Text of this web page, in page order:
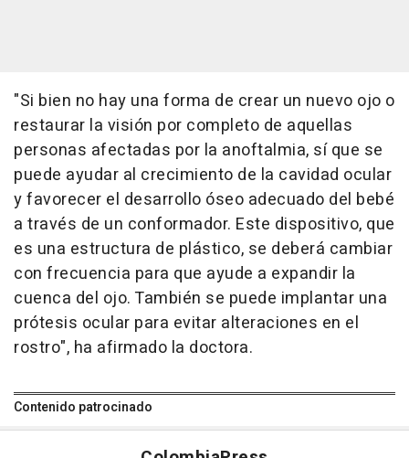
"Si bien no hay una forma de crear un nuevo ojo o
restaurar la visión por completo de aquellas
personas afectadas por la anoftalmia, sí que se
puede ayudar al crecimiento de la cavidad ocular
y favorecer el desarrollo óseo adecuado del bebé
a través de un conformador. Este dispositivo, que
es una estructura de plástico, se deberá cambiar
con frecuencia para que ayude a expandir la
cuenca del ojo. También se puede implantar una
prótesis ocular para evitar alteraciones en el
rostro", ha afirmado la doctora.
Contenido patrocinado